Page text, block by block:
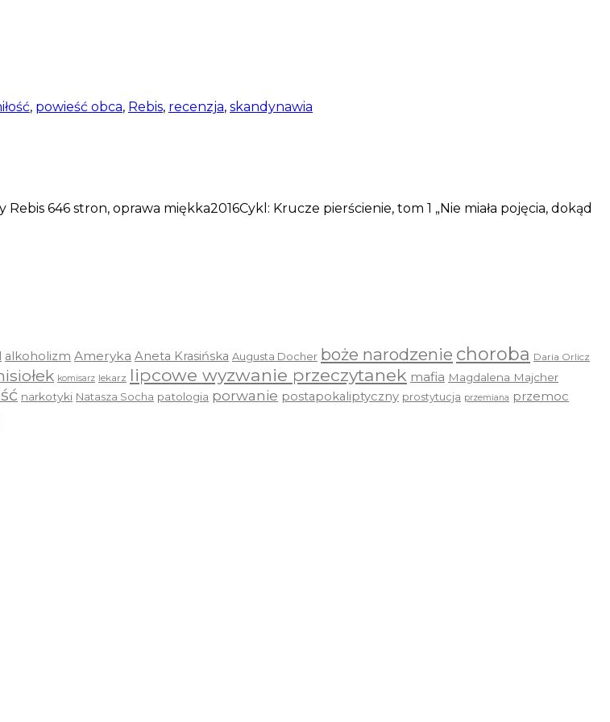
, powieść obca, Rebis, recenzja, skandynawia
646 stron, oprawa miękka2016Cykl: Krucze pierścienie, tom 1 „Nie miała pojęcia, dokąd
alkoholizm Ameryka Aneta Krasińska Augusta Docher boże narodzenie choroba Daria Orlicz
komisarz lekarz lipcowe wyzwanie przeczytanek mafia Magdalena Majcher
narkotyki Natasza Socha patologia porwanie postapokaliptyczny prostytucja przemiana przemoc